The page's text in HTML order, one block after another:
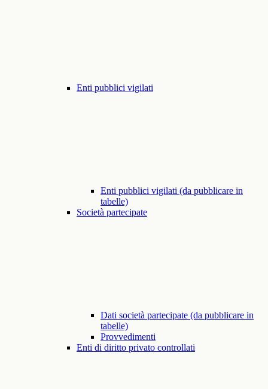
Enti pubblici vigilati
Enti pubblici vigilati (da pubblicare in
tabelle)
Società partecipate
Dati società partecipate (da pubblicare in
tabelle)
Provvedimenti
Enti di diritto privato controllati